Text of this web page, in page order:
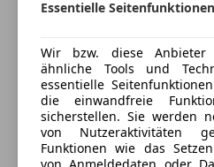
Volldigitales
Sicherheit
Abstandstempomat
Airbag hinten
Auto einfach online
Jetzt
Essentielle Seitenfunktionen
Wir bzw. diese Anbieter
ähnliche Tools und
essentielle
die einwandfreie
sicherstellen. Sie werden
von Nutzeraktivitäten
Funktionen wie das